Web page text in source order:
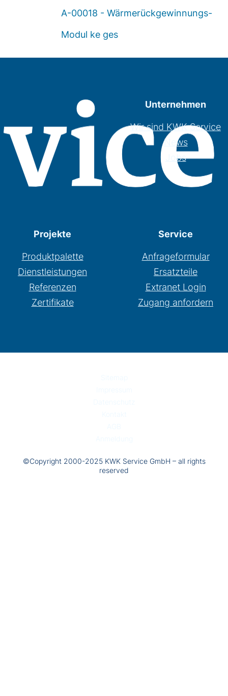
A-00018 - Wärmerückgewinnungs-
Modul ke ges
Unternehmen
Wir sind KWK Service
News
Jobs
Projekte
Produktpalette
Dienstleistungen
Referenzen
Zertifikate
Service
Anfrageformular
Ersatzteile
Extranet Login
Zugang anfordern
©Copyright 2000-2025 KWK Service GmbH – all rights
reserved